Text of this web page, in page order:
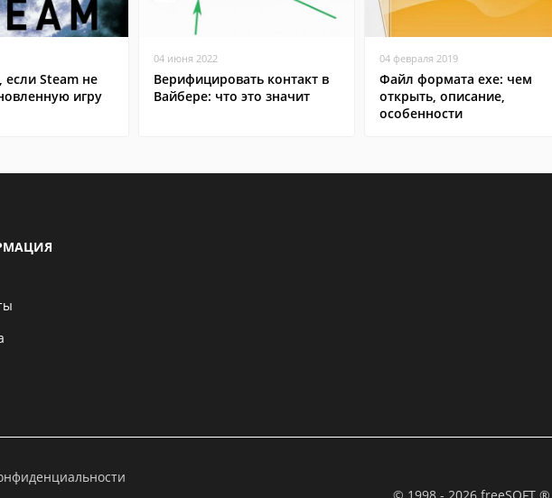
если Steam не
игру
04 июня 2022
Верифицировать контакт в
Вайбере: что это значит
04 февраля 2019
Файл формата exe: чем
открыть, описание,
особенности